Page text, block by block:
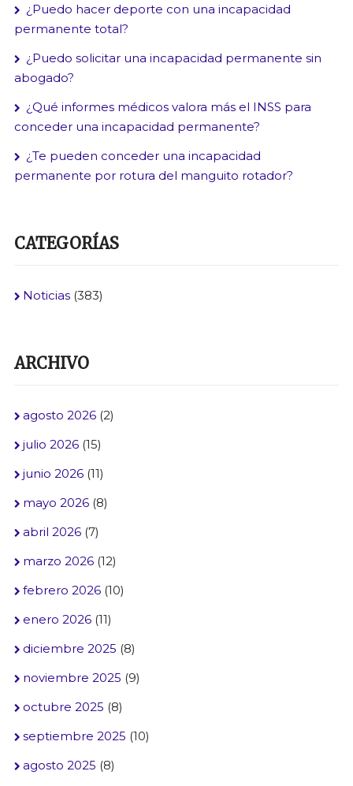
¿Puedo hacer deporte con una incapacidad
permanente total?
¿Puedo solicitar una incapacidad permanente sin
abogado?
¿Qué informes médicos valora más el INSS para
conceder una incapacidad permanente?
¿Te pueden conceder una incapacidad
permanente por rotura del manguito rotador?
CATEGORÍAS
Noticias(383)
ARCHIVO
agosto 2026(2)
julio 2026(15)
junio 2026(11)
mayo 2026(8)
abril 2026(7)
marzo 2026(12)
febrero 2026(10)
enero 2026(11)
diciembre 2025 (8)
noviembre 2025 (9)
octubre 2025 (8)
septiembre 2025 (10)
agosto 2025 (8)